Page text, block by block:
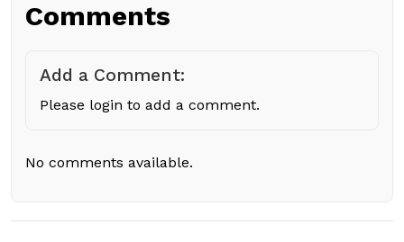
Comments
Add a Comment:
Please login to add a comment.
No comments available.